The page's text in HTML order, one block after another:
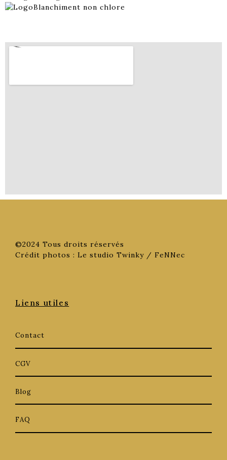
Blanchiment non chlore
©2024 Tous droits réservés
Crédit photos : Le studio Twinky / FeNNec
Liens utiles
Contact
CGV
Blog
FAQ